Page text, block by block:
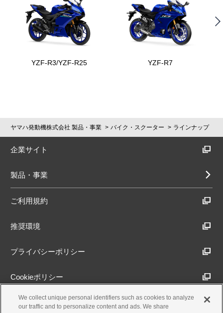
YZF-R3/YZF-R25 YZF-R7
ヤマハ発動機株式会社 製品・事業 バイク・スクーター ラインナップ
企業サイト
製品・事業
ご利用規約
推奨環境
プライバシーポリシー
Cookieポリシー
アクセシビリティ方針
We collect unique personal identifiers such as cookies to analyze
our traffic and to personalize content and ads. We share